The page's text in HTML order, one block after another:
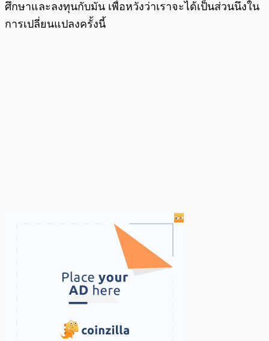
ศึกษาและลงทุนกับมัน เพื่อหวังว่าเราจะได้เป็นส่วนนึงใน
การเปลี่ยนแปลงครั้งนี้